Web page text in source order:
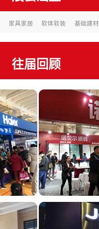
家具家居 软体软装 基础建材
往届回顾